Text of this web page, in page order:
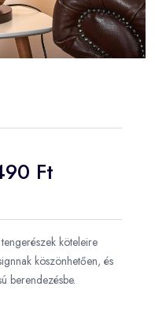
Ft
köteleire
köszönhetően, és
berendezésbe.